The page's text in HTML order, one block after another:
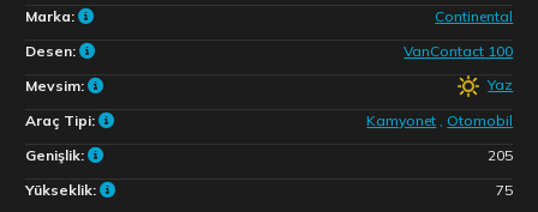
Marka:
Continental
Desen:
VanContact 100
Mevsim:
Yaz
Araç Tipi:
Kamyonet , Otomobil
Genişlik:
205
Yükseklik:
75